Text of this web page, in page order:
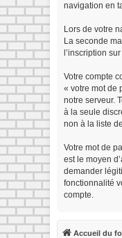
navigation en
Lors de votre
La seconde
l’inscription
Votre compte
« votre mot de
notre serveur.
à la seule
non à la liste
Votre mot de
est le moyen
demander
fonctionnalité
compte.
Accueil du